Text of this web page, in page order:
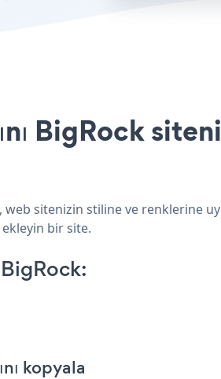
BigRock
sitenizin stiline ve renklerine
bir site.
kopyala